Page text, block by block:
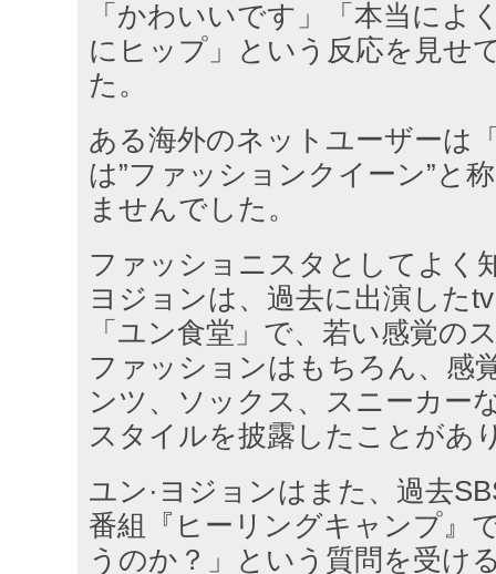
「かわいいです」「本当によ
にヒップ」という反応を見せ
た。
ある海外のネットユーザーは
は”ファッションクイーン”と
ませんでした。
ファッショニスタとしてよく
ヨジョンは、過去に出演した
「ユン食堂」で、若い感覚の
ファッションはもちろん、感
ンツ、ソックス、スニーカー
スタイルを披露したことがあ
ユン·ヨジョンはまた、過去
番組『ヒーリングキャンプ』
うのか？」という質問を受け